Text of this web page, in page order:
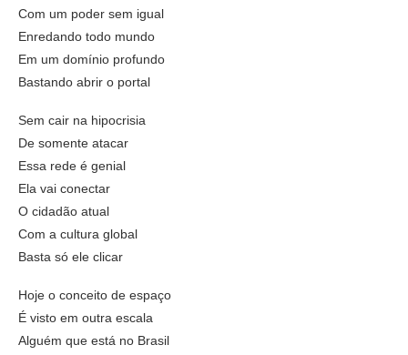
Com um poder sem igual
Enredando todo mundo
Em um domínio profundo
Bastando abrir o portal
Sem cair na hipocrisia
De somente atacar
Essa rede é genial
Ela vai conectar
O cidadão atual
Com a cultura global
Basta só ele clicar
Hoje o conceito de espaço
É visto em outra escala
Alguém que está no Brasil